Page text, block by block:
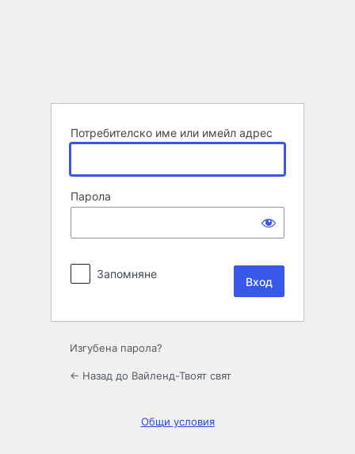
Потребителско име или имейл адрес
Парола
Запомняне
Изгубена парола?
← Назад до Вайленд-Твоят свят
Общи условия